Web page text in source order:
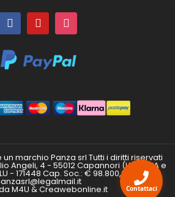
marchio Panza srl Tutti i diritti riservati
Angeli, 4 - 55012 Capannori (LU) P.IVA e
- 171448 Cap. Soc.: € 98.800,00 i.v. PEC:
M4U & Creawebonline.it Contattaci